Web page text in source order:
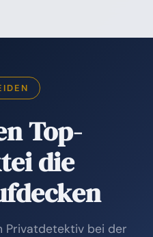
Top-
die
Privatdetektiv bei der